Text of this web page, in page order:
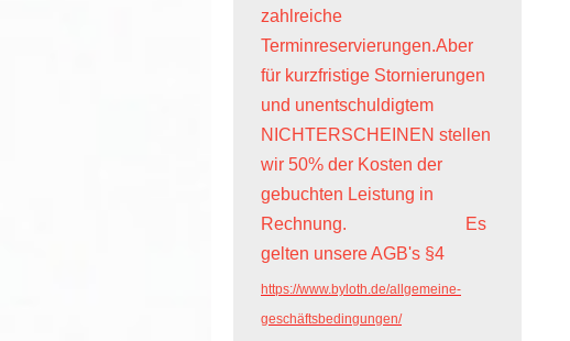
zahlreiche
Terminreservierungen.Aber
für kurzfristige Stornierungen
und unentschuldigtem
NICHTERSCHEINEN stellen
wir 50% der Kosten der
gebuchten Leistung in
Rechnung. Es
gelten unsere AGB's §4
https://www.byloth.de/allgemeine-
geschäftsbedingungen/